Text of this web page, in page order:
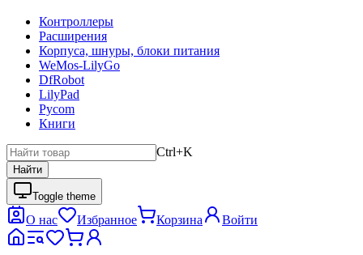
Контроллеры
Расширения
Корпуса, шнуры, блоки питания
WeMos-LilyGo
DfRobot
LilyPad
Pycom
Книги
Ctrl+K
Найти
Toggle theme
О нас Избранное Корзина Войти